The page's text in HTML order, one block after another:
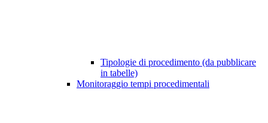
Tipologie di procedimento (da pubblicare
in tabelle)
Monitoraggio tempi procedimentali